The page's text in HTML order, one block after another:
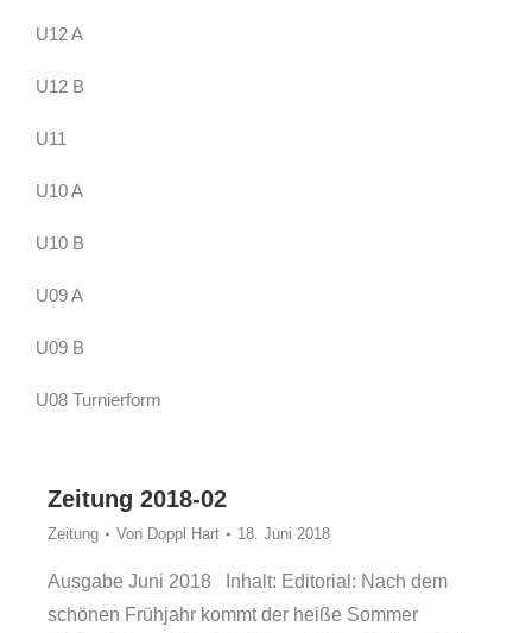
Zeitung 2018-02
Zeitung Von Doppl Hart 18. Juni 2018
Ausgabe Juni 2018 Inhalt: Editorial: Nach dem
schönen Frühjahr kommt der heiße Sommer
U12 A
U12 B
U11
U10 A
U10 B
U09 A
U09 B
U08 Turnierform